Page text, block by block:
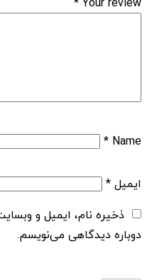
Name
*
ایمیل*
ذخیره نام، ایمیل و
دوباره دیدگاهی می‌نویسم.